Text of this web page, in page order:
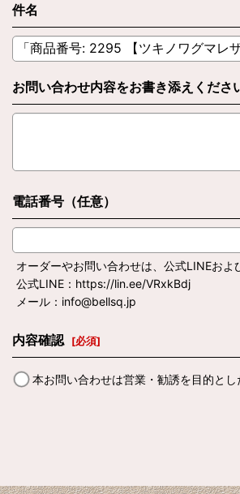
件名
お問い合わせ内容をお書き添えくださ
電話番号（任意）
オーダーやお問い合わせは、公式LINEおよ
公式LINE：https://lin.ee/VRxkBdj
メール：info@bellsq.jp
内容確認 [必須]
本お問い合わせは営業・勧誘を目的とし